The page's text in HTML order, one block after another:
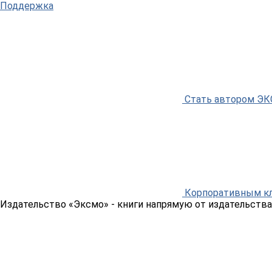
Поддержка
Стать автором
Корпоративным
Издательство «Эксмо» - книги напрямую от издательства